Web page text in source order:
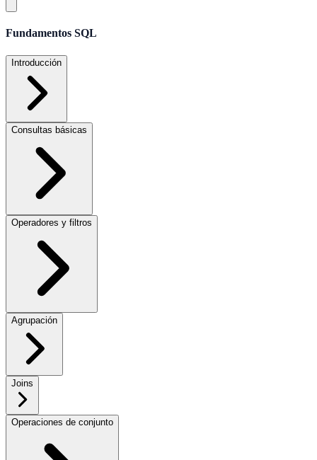
Fundamentos SQL
Introducción
Consultas básicas
Operadores y filtros
Agrupación
Joins
Operaciones de conjunto